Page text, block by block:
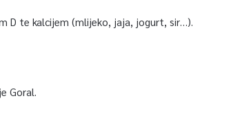
D te kalcijem (mlijeko, jaja, jogurt, sir…).
Goral.